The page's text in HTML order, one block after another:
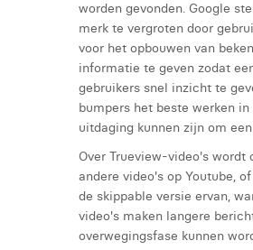
worden gevonden. Google
merk te vergroten door
voor het opbouwen van
informatie te geven zodat
gebruikers snel inzicht te
bumpers het beste werken
uitdaging kunnen zijn om
Over Trueview-video's
andere video's op Youtube,
de skippable versie ervan,
video's maken langere
overwegingsfase kunnen